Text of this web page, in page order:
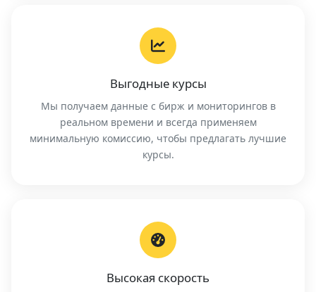
Выгодные курсы
Мы получаем данные с бирж и мониторингов в
реальном времени и всегда применяем
минимальную комиссию, чтобы предлагать лучшие
курсы.
Высокая скорость